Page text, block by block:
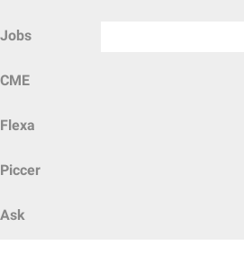
Jobs
CME
Flexa
Piccer
Ask